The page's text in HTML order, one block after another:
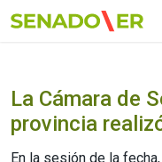
Ir al menú principal
La Cámara de
provincia
En la sesión de la